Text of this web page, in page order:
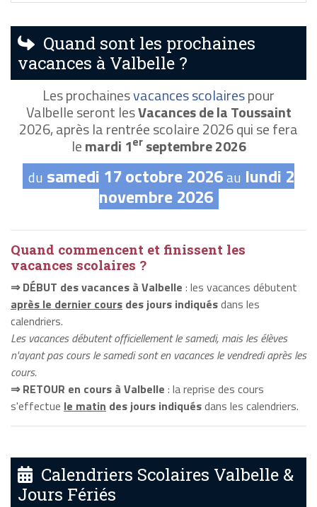
Quand sont les prochaines
vacances à Valbelle ?
Les prochainesvacances scolairespour
Valbelle seront lesVacances de la Toussaint
2026, après la rentrée scolaire 2026 qui se fera
lemardi 1erseptembre 2026
du samedi 17 octobre 2026au lundi 2
novembre 2026
Quand commencent et finissent les
vacances scolaires ?
⇒ DÉBUT des vacances à Valbelle : les vacances débutent
après le dernier cours des jours indiquésdans les
calendriers.
Les vacances débutent officiellement le samedi, mais les élèves
n'ayant pas cours le samedi sont en vacances le vendredi après les
cours.
⇒ RETOUR en cours à Valbelle : la reprise des cours
s'effectue le matin des jours indiquésdans les calendriers.
Calendriers Scolaires Valbelle &
Jours Fériés